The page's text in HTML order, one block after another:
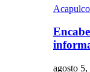
Acapulco
agosto